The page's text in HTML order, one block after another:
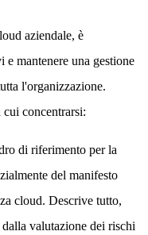
aziendale, è
e mantenere una gestione
l'organizzazione.
concentrarsi:
di riferimento per la
del manifesto
cloud. Descrive tutto,
valutazione dei rischi